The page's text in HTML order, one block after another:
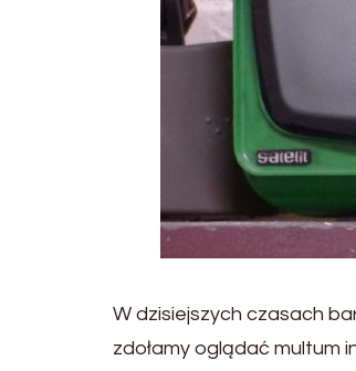
W dzisiejszych czasach
zdołamy oglądać multum